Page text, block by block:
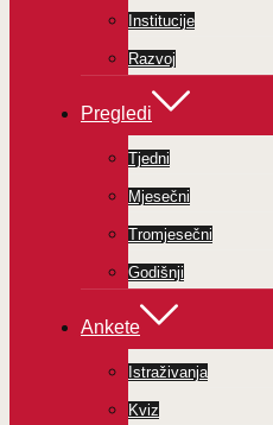
Institucije
Razvoj
Pregledi
Tjedni
Mjesečni
Tromjesečni
Godišnji
Ankete
Istraživanja
Kviz